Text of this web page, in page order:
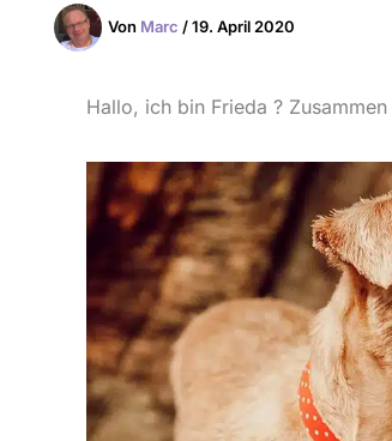
Von Marc /19. April 2020
Hallo, ich bin Frieda ?